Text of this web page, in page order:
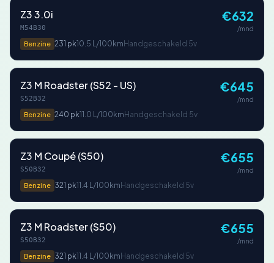
Z3 3.0i
M54B30
Benzine 231 pk10.5 L/100km Handgeschakeld 5v
€632
/mnd
Z3 M Roadster (S52 - US)
S52B32
Benzine 240 pk11.0 L/100km Handgeschakeld 5v
€645
/mnd
Z3 M Coupé (S50)
S50B32
Benzine 321 pk11.4 L/100km Handgeschakeld 5v
€655
/mnd
Z3 M Roadster (S50)
S50B32
Benzine 321 pk11.4 L/100km Handgeschakeld 5v
€655
/mnd